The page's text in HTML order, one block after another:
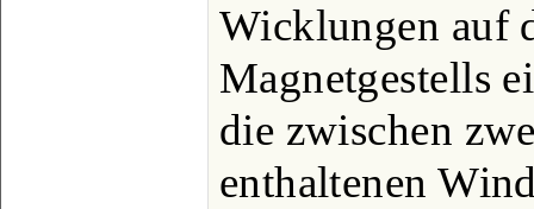
Wicklungen auf
Magnetgestells
die zwischen
enthaltenen